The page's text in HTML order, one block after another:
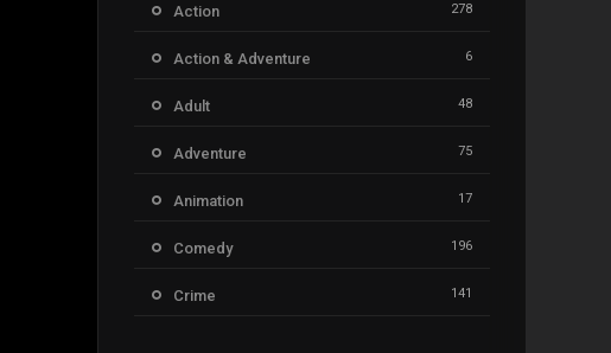
Action 278
Action & Adventure 6
Adult 48
Adventure 75
Animation 17
Comedy 196
Crime 141